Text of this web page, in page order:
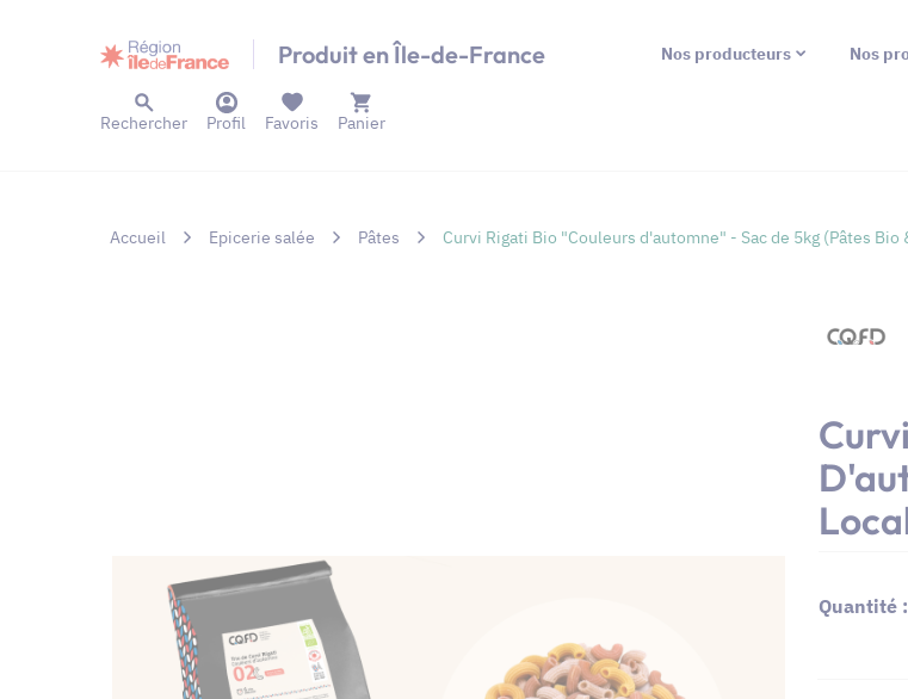
Produit en Île-de-France Nos producteurs Nos
Rechercher Profil Panier
Favoris
Accueil Epicerie salée Pâtes Curvi Rigati Bio "Couleurs d'automne" - Sac de 5kg (Pâtes Bio
Quantité